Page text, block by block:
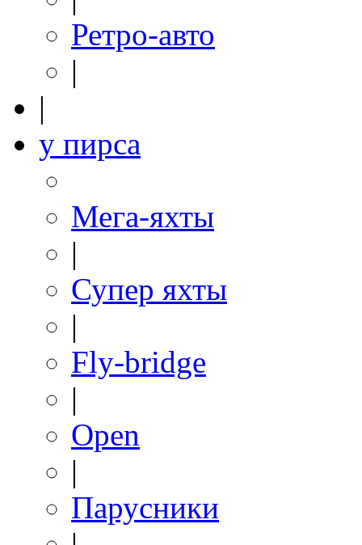
Ретро-авто
|
|
у пирса
Мега-яхты
|
Супер яхты
|
Fly-bridge
|
Open
|
Парусники